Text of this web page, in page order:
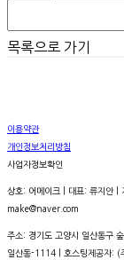
목록으로 가기
이용약관
개인정보처리방침
사업자정보확인
상호: 어메이크 | 대표: 류지안
make@naver.com
주소: 경기도 고양시 일산동구
일산동-1114 | 호스팅제공자: (